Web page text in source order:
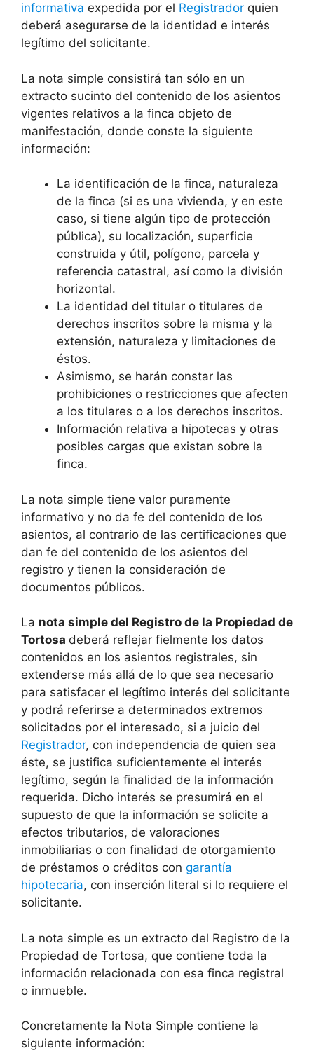
informativa expedida por el Registrador quien
deberá asegurarse de la identidad e interés
legítimo del solicitante.
La nota simple consistirá tan sólo en un
extracto sucinto del contenido de los asientos
vigentes relativos a la finca objeto de
manifestación, donde conste la siguiente
información:
La identificación de la finca, naturaleza
de la finca (si es una vivienda, y en este
caso, si tiene algún tipo de protección
pública), su localización, superficie
construida y útil, polígono, parcela y
referencia catastral, así como la división
horizontal.
La identidad del titular o titulares de
derechos inscritos sobre la misma y la
extensión, naturaleza y limitaciones de
éstos.
Asimismo, se harán constar las
prohibiciones o restricciones que afecten
a los titulares o a los derechos inscritos.
Información relativa a hipotecas y otras
posibles cargas que existan sobre la
finca.
La nota simple tiene valor puramente
informativo y no da fe del contenido de los
asientos, al contrario de las certificaciones que
dan fe del contenido de los asientos del
registro y tienen la consideración de
documentos públicos.
La nota simple del Registro de la Propiedad de
Tortosa deberá reflejar fielmente los datos
contenidos en los asientos registrales, sin
extenderse más allá de lo que sea necesario
para satisfacer el legítimo interés del solicitante
y podrá referirse a determinados extremos
solicitados por el interesado, si a juicio del
Registrador, con independencia de quien sea
éste, se justifica suficientemente el interés
legítimo, según la finalidad de la información
requerida. Dicho interés se presumirá en el
supuesto de que la información se solicite a
efectos tributarios, de valoraciones
inmobiliarias o con finalidad de otorgamiento
de préstamos o créditos con garantía
hipotecaria, con inserción literal si lo requiere el
solicitante.
La nota simple es un extracto del Registro de la
Propiedad de Tortosa, que contiene toda la
información relacionada con esa finca registral
o inmueble.
Concretamente la Nota Simple contiene la
siguiente información: